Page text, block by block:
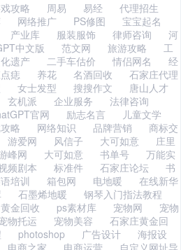
攻略 周易 易经
代理招生
网络推广 PS修图
宝宝起名
产业库 服装服饰 律师咨询
河
中文版 范文网 旅游攻略
工
遗产 二手车估价 情侣网名
经
痣 养花 名酒回收
石家庄代理
女士发型 搜搜作文
唐山人才
玄机派 企业服务
法律咨询
官网 励志名言
儿童文学
略 网络知识 品牌营销
商标交
游爱网 风信子 大可如意
庄里
峰网 大可如意 书单号
万能实
频剧本 标准件 石家庄论坛
书
培训 箱包网 电地暖
在线新华
石墨烯地暖
钢琴入门指法教程
黄金回收 ps素材库 宠物网
宠物
物托运 宠物美容
石家庄黄金回
photoshop 广告设计
海报设
电商之家 电商运营
自定义网址导